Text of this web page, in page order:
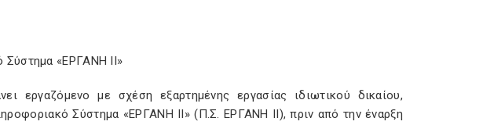
Σύστημα «ΕΡΓΑΝΗ ΙΙ»
εργαζόμενο με σχέση εξαρτημένης εργασίας ιδιωτικού δικαίου,
Σύστημα «ΕΡΓΑΝΗ ΙΙ» (Π.Σ. ΕΡΓΑΝΗ ΙΙ), πριν από την έναρξη